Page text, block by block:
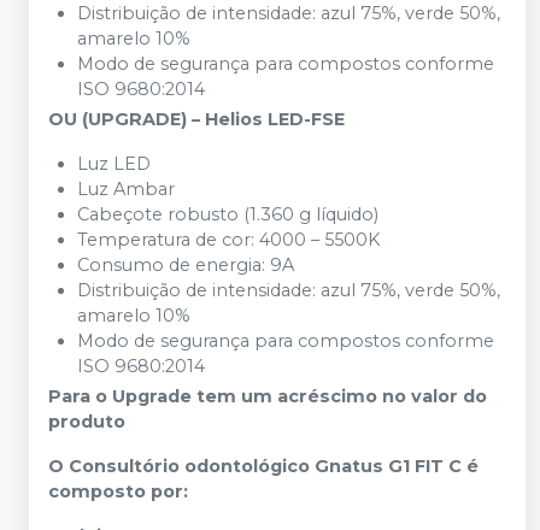
Distribuição de intensidade: azul 75%, verde 50%,
amarelo 10%
Modo de segurança para compostos conforme
ISO 9680:2014
OU (UPGRADE) – Helios LED-FSE
Luz LED
Luz Ambar
Cabeçote robusto (1.360 g líquido)
Temperatura de cor: 4000 – 5500K
Consumo de energia: 9A
Distribuição de intensidade: azul 75%, verde 50%,
amarelo 10%
Modo de segurança para compostos conforme
ISO 9680:2014
Para o Upgrade tem um acréscimo no valor do
produto
O Consultório odontológico Gnatus G1 FIT C é
composto por: